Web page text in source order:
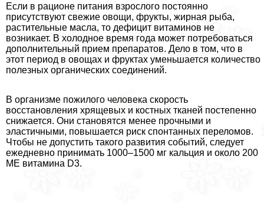
Если в рационе питания взрослого постоянно
присутствуют свежие овощи, фрукты, жирная рыба,
растительные масла, то дефицит витаминов не
возникает. В холодное время года может потребоваться
дополнительный прием препаратов. Дело в том, что в
этот период в овощах и фруктах уменьшается количество
полезных органических соединений.
В организме пожилого человека скорость
восстановления хрящевых и костных тканей постепенно
снижается. Они становятся менее прочными и
эластичными, повышается риск спонтанных переломов.
Чтобы не допустить такого развития событий, следует
ежедневно принимать 1000–1500 мг кальция и около 200
МЕ витамина D3.